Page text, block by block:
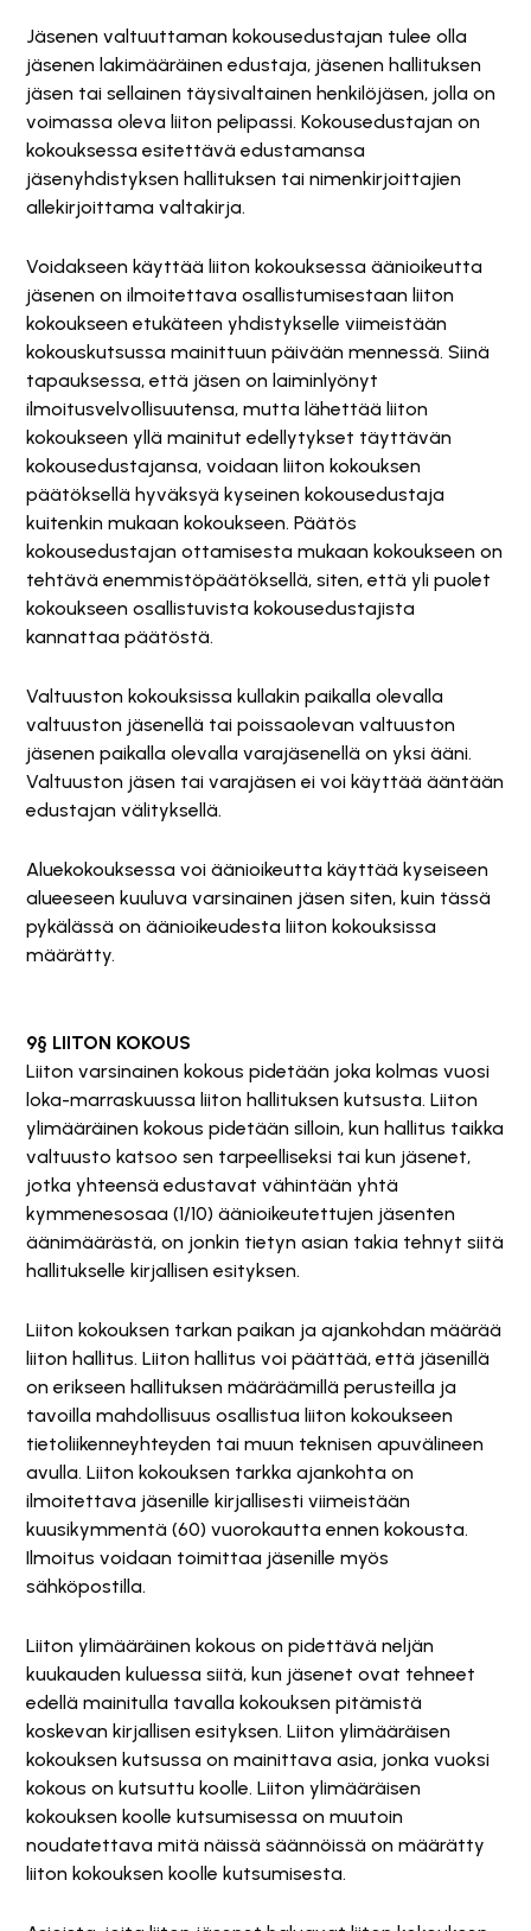
Jäsenen valtuuttaman kokousedustajan tulee olla
jäsenen lakimääräinen edustaja, jäsenen hallituksen
jäsen tai sellainen täysivaltainen henkilöjäsen, jolla on
voimassa oleva liiton pelipassi. Kokousedustajan on
kokouksessa esitettävä edustamansa
jäsenyhdistyksen hallituksen tai nimenkirjoittajien
allekirjoittama valtakirja.
Voidakseen käyttää liiton kokouksessa äänioikeutta
jäsenen on ilmoitettava osallistumisestaan liiton
kokoukseen etukäteen yhdistykselle viimeistään
kokouskutsussa mainittuun päivään mennessä. Siinä
tapauksessa, että jäsen on laiminlyönyt
ilmoitusvelvollisuutensa, mutta lähettää liiton
kokoukseen yllä mainitut edellytykset täyttävän
kokousedustajansa, voidaan liiton kokouksen
päätöksellä hyväksyä kyseinen kokousedustaja
kuitenkin mukaan kokoukseen. Päätös
kokousedustajan ottamisesta mukaan kokoukseen on
tehtävä enemmistöpäätöksellä, siten, että yli puolet
kokoukseen osallistuvista kokousedustajista
kannattaa päätöstä.
Valtuuston kokouksissa kullakin paikalla olevalla
valtuuston jäsenellä tai poissaolevan valtuuston
jäsenen paikalla olevalla varajäsenellä on yksi ääni.
Valtuuston jäsen tai varajäsen ei voi käyttää ääntään
edustajan välityksellä.
Aluekokouksessa voi äänioikeutta käyttää kyseiseen
alueeseen kuuluva varsinainen jäsen siten, kuin tässä
pykälässä on äänioikeudesta liiton kokouksissa
määrätty.
9§ LIITON KOKOUS
Liiton varsinainen kokous pidetään joka kolmas vuosi
loka-marraskuussa liiton hallituksen kutsusta. Liiton
ylimääräinen kokous pidetään silloin, kun hallitus taikka
valtuusto katsoo sen tarpeelliseksi tai kun jäsenet,
jotka yhteensä edustavat vähintään yhtä
kymmenesosaa (1/10) äänioikeutettujen jäsenten
äänimäärästä, on jonkin tietyn asian takia tehnyt siitä
hallitukselle kirjallisen esityksen.
Liiton kokouksen tarkan paikan ja ajankohdan määrää
liiton hallitus. Liiton hallitus voi päättää, että jäsenillä
on erikseen hallituksen määräämillä perusteilla ja
tavoilla mahdollisuus osallistua liiton kokoukseen
tietoliikenneyhteyden tai muun teknisen apuvälineen
avulla. Liiton kokouksen tarkka ajankohta on
ilmoitettava jäsenille kirjallisesti viimeistään
kuusikymmentä (60) vuorokautta ennen kokousta.
Ilmoitus voidaan toimittaa jäsenille myös
sähköpostilla.
Liiton ylimääräinen kokous on pidettävä neljän
kuukauden kuluessa siitä, kun jäsenet ovat tehneet
edellä mainitulla tavalla kokouksen pitämistä
koskevan kirjallisen esityksen. Liiton ylimääräisen
kokouksen kutsussa on mainittava asia, jonka vuoksi
kokous on kutsuttu koolle. Liiton ylimääräisen
kokouksen koolle kutsumisessa on muutoin
noudatettava mitä näissä säännöissä on määrätty
liiton kokouksen koolle kutsumisesta.